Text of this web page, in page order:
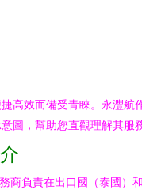
高效而備受青睞。永灃
圖，幫助您直觀理解其服
商負責在出口國（泰國